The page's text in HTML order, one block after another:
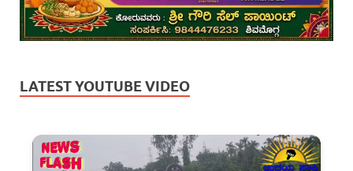
LATEST YOUTUBE VIDEO